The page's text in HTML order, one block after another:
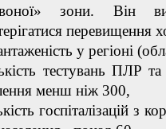
зони. Він
перевищення
у регіоні
тестувань ПЛР
менш ніж 300,
госпіталізацій з